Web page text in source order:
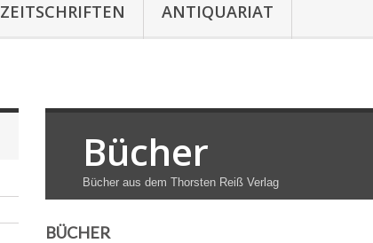
ZEITSCHRIFTEN ANTIQUARIAT
Bücher
Bücher aus dem Thorsten Reiß Verlag
BÜCHER